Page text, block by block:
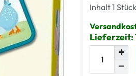
Inhalt1 Stück
Lieferzeit: